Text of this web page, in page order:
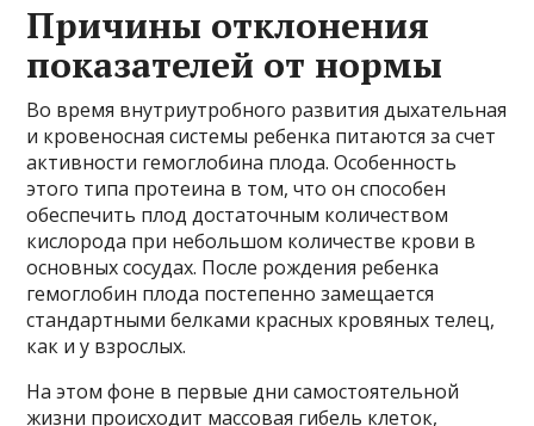
Причины отклонения
показателей от нормы
Во время внутриутробного развития дыхательная
и кровеносная системы ребенка питаются за счет
активности гемоглобина плода. Особенность
этого типа протеина в том, что он способен
обеспечить плод достаточным количеством
кислорода при небольшом количестве крови в
основных сосудах. После рождения ребенка
гемоглобин плода постепенно замещается
стандартными белками красных кровяных телец,
как и у взрослых.
На этом фоне в первые дни самостоятельной
жизни происходит массовая гибель клеток,